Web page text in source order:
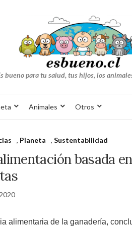
bueno para tu salud, tus hijos, los
Animales Otros
, Planeta ,Sustentabilidad
basada en
alimentaria de la ganadería,